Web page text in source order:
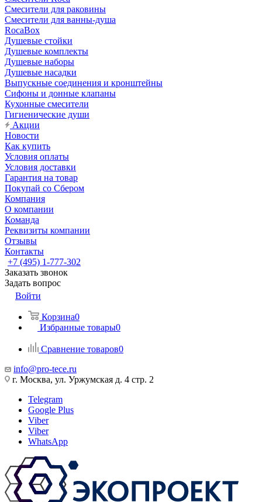
Смесители для раковины
Смесители для ванны-душа
RocaBox
Душевые стойки
Душевые комплекты
Душевые наборы
Душевые насадки
Выпускные соединения и кронштейны
Сифоны и донные клапаны
Кухонные смесители
Гигиенические души
Акции
Новости
Как купить
Условия оплаты
Условия доставки
Гарантия на товар
Покупай со Сбером
Компания
О компании
Команда
Реквизиты компании
Отзывы
Контакты
+7 (495) 1-777-302
Заказать звонок
Задать вопрос
Войти
Корзина0
Избранные товары0
Сравнение товаров0
info@pro-tece.ru
г. Москва, ул. Уржумская д. 4 стр. 2
Telegram
Google Plus
Viber
Viber
WhatsApp